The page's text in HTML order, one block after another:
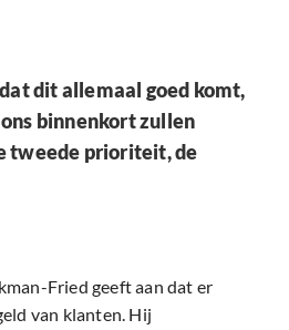
dit allemaal goed komt,
binnenkort zullen
tweede prioriteit, de
Fried geeft aan dat er
van klanten. Hij